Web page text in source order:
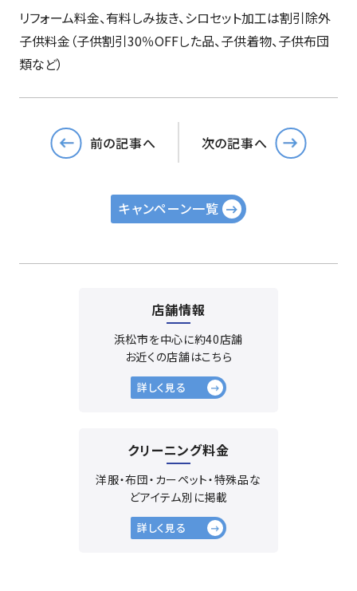
リフォーム料金、有料しみ抜き、シロセット加工は割引除外
子供料金（子供割引30％OFFした品、子供着物、子供布団
類など）
前の記事へ 次の記事へ
キャンペーン一覧
店舗情報
浜松市を中心に約40店舗
お近くの店舗はこちら
詳しく見る
クリーニング料金
洋服・布団・カーペット・特殊品な
どアイテム別に掲載
詳しく見る